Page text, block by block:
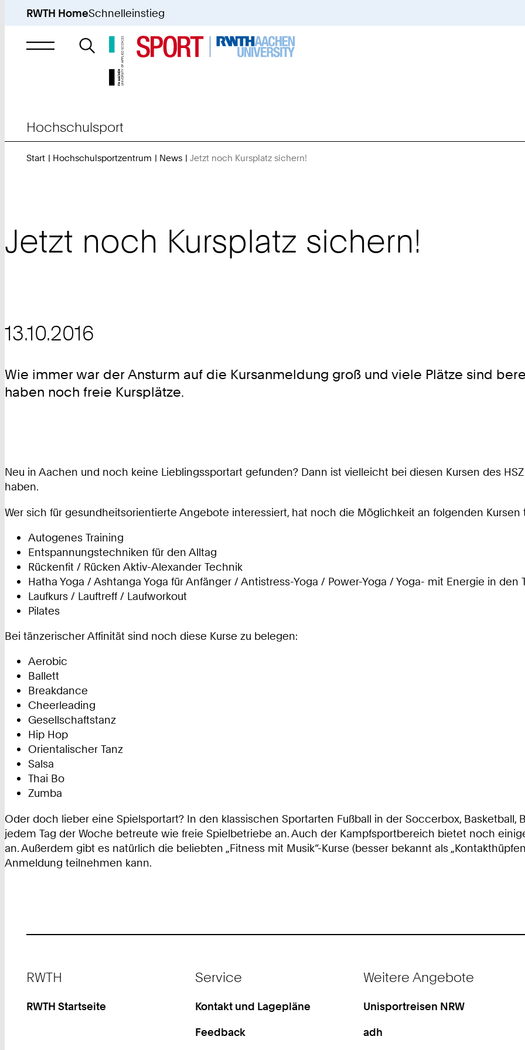
RWTH HomeSchnelleinstieg
Suche
nach
Hochschulsport
Start Hochschulsportzentrum News Jetzt noch Kursplatz sichern!
Jetzt noch Kursplatz sichern!
13.10.2016
Wie immer war der Ansturm auf die Kursanmeldung groß und viele Plätze sind
haben noch freie Kursplätze.
Neu in Aachen und noch keine Lieblingssportart gefunden? Dann ist vielleicht bei diesen Kursen des
haben.
Wer sich für gesundheitsorientierte Angebote interessiert, hat noch die Möglichkeit an folgenden Kursen
Autogenes Training
Entspannungstechniken für den Alltag
Rückenfit / Rücken Aktiv-Alexander Technik
Hatha Yoga / Ashtanga Yoga für Anfänger / Antistress-Yoga / Power-Yoga / Yoga- mit Energie in den
Laufkurs / Lauftreff / Laufworkout
Pilates
Bei tänzerischer Affinität sind noch diese Kurse zu belegen:
Aerobic
Ballett
Breakdance
Cheerleading
Gesellschaftstanz
Hip Hop
Orientalischer Tanz
Salsa
Thai Bo
Zumba
Oder doch lieber eine Spielsportart? In den klassischen Sportarten Fußball in der Soccerbox, Basketball,
jedem Tag der Woche betreute wie freie Spielbetriebe an. Auch der Kampfsportbereich bietet noch
an. Außerdem gibt es natürlich die beliebten „Fitness mit Musik“-Kurse (besser bekannt als
Anmeldung teilnehmen kann.
RWTH
RWTH Startseite
Service
Kontakt und Lagepläne
Feedback
Weitere Angebote
Unisportreisen NRW
adh